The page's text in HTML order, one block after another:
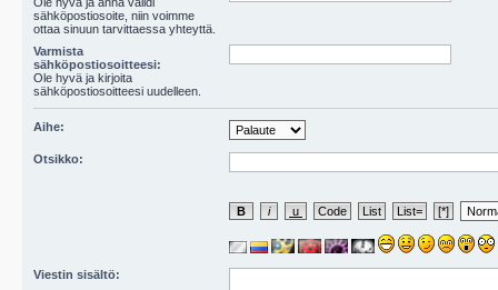
sähköpostiosoite, niin voimme
ottaa sinuun tarvittaessa yhteyttä.
Varmista
sähköpostiosoitteesi:
Ole hyvä ja kirjoita
sähköpostiosoitteesi uudelleen.
Aihe:
Otsikko:
Viestin sisältö: